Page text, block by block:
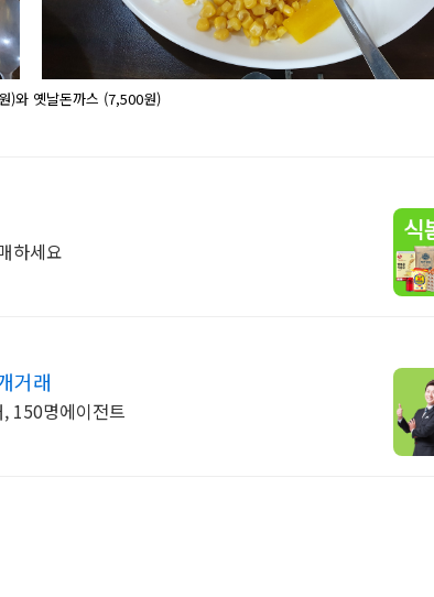
)와 옛날돈까스 (7,500원)
하세요
거래
150명에이전트